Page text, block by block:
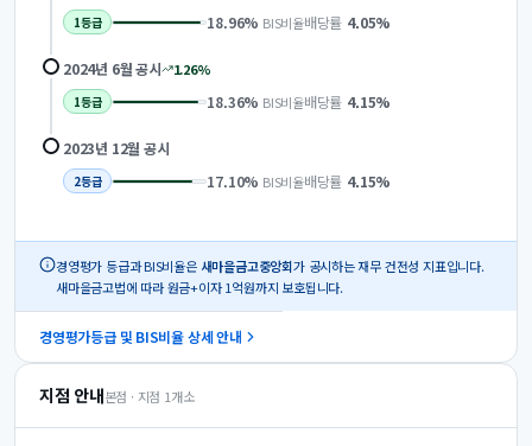
1등급 18.96% BIS비율배당률 4.05%
2024년 6월공시 1.26%
1등급 18.36% BIS비율배당률 4.15%
2023년 12월 공시
2등급 17.10% BIS비율배당률 4.15%
경영평가 등급과 BIS비율은 새마을금고중앙회가 공시하는 재무 건전성 지표입니다.
새마을금고법에 따라 원금+이자 1억원까지 보호됩니다.
경영평가등급 및 BIS비율 상세 안내
지점 안내본점 · 지점 1개소